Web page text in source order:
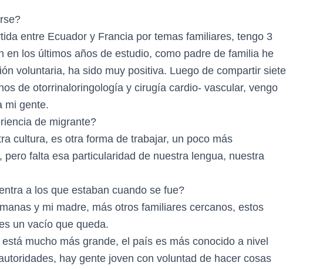
entre Ecuador y Francia por temas familiares, tengo 3
en los últimos años de estudio, como padre de familia he
voluntaria, ha sido muy positiva. Luego de compartir siete
de otorrinaloringología y cirugía cardio- vascular, vengo
mi gente.
de migrante?
cultura, es otra forma de trabajar, un poco más
falta esa particularidad de nuestra lengua, nuestra
a los que estaban cuando se fue?
y mi madre, más otros familiares cercanos, estos
un vacío que queda.
mucho más grande, el país es más conocido a nivel
hay gente joven con voluntad de hacer cosas